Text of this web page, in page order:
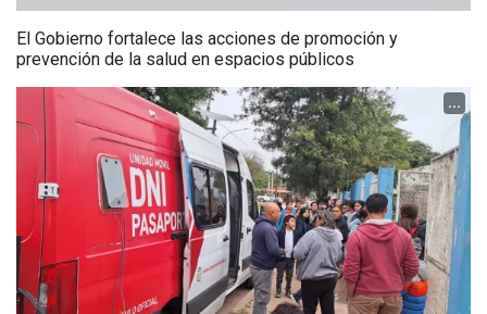
El Gobierno fortalece las acciones de promoción y
prevención de la salud en espacios públicos
...